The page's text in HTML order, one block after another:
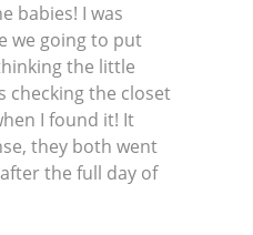
babies! I was
we going to put
the little
checking the closet
I found it! It
they both went
the full day of